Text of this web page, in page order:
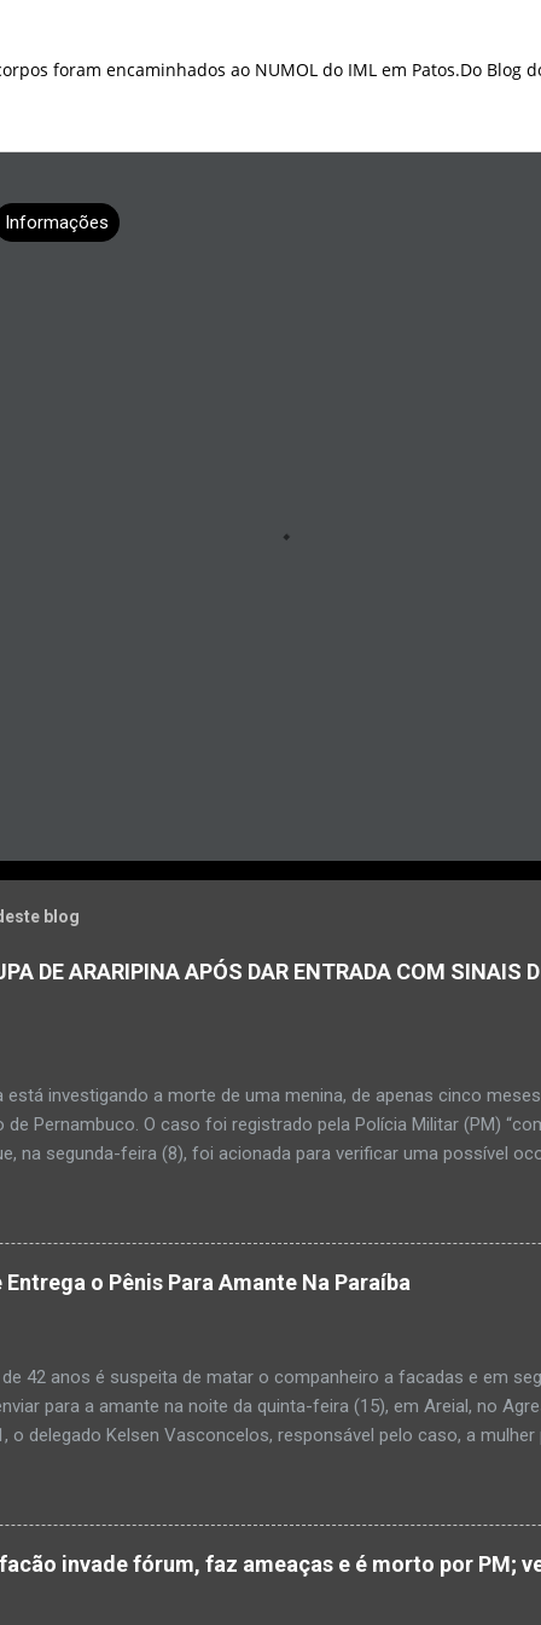
foram encaminhados ao NUMOL do IML em Patos.Do Blog
Informações
blog
DE ARARIPINA APÓS DAR ENTRADA COM SINAIS
está investigando a morte de uma menina, de apenas cinco
de Pernambuco. O caso foi registrado pela Polícia Militar (PM)
na segunda-feira (8), foi acionada para verificar uma possível
de desidratação e desnutrição, além de apresentar ruptura
que a criança estava apresentando, desde sábado (6), alguns
pais só levaram a menina para UPA após uma piora no estado de
O...
o Pênis Para Amante Na Paraíba
42 anos é suspeita de matar o companheiro a facadas e em
para a amante na noite da quinta-feira (15), em Areial, no
o delegado Kelsen Vasconcelos, responsável pelo caso, a
para o filho mais velho, de 18 anos. “Na carta ela pede
relacionamento, deixe os dois irmãos mais novos com
todo o crime”. Após matar o companheiro a facadas e cortar o
invade fórum, faz ameaças e é morto por PM;